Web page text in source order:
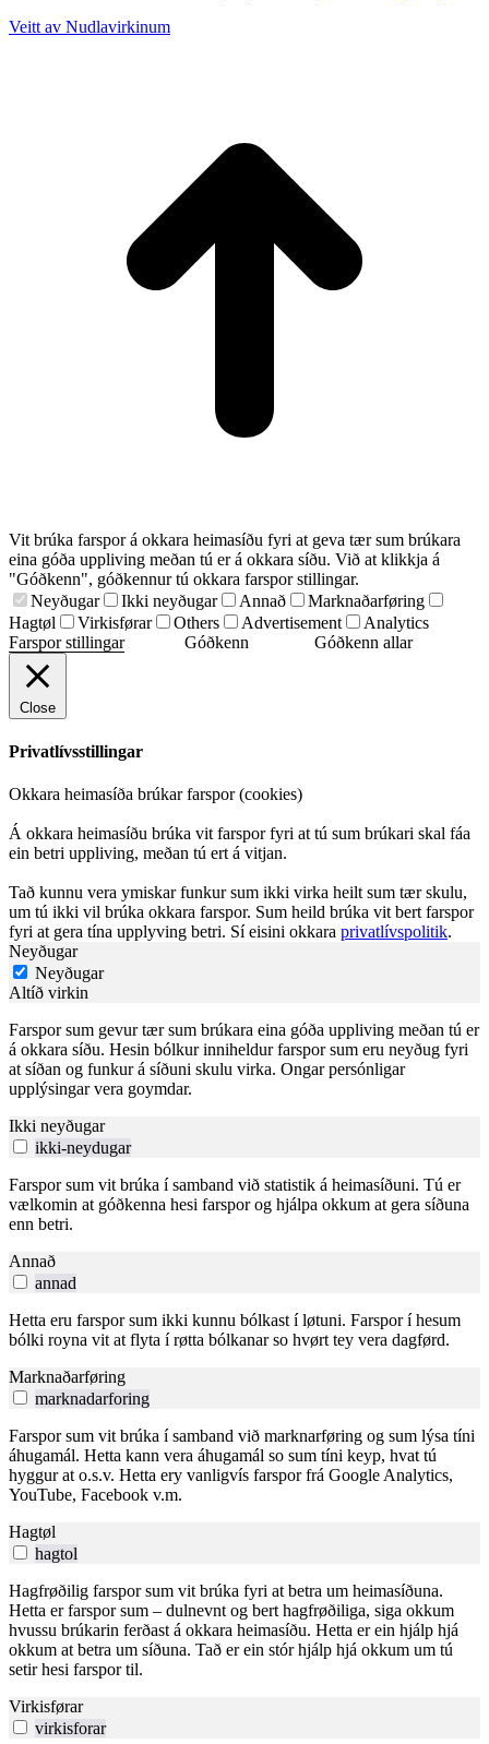
Veitt av Nudlavirkinum
Vit brúka farspor á okkara heimasíðu fyri at geva tær sum brúkara
eina góða uppliving meðan tú er á okkara síðu. Við at klikkja á
"Góðkenn", góðkennur tú okkara farspor stillingar.
Neyðugar
Ikki neyðugar Annað
Marknaðarføring
Hagtøl
Virkisførar Others Advertisement
Analytics
Farspor stillingar
Góðkenn Góðkenn allar
Close
Privatlívsstillingar
Okkara heimasíða brúkar farspor (cookies)
Á okkara heimasíðu brúka vit farspor fyri at tú sum brúkari skal fáa
ein betri uppliving, meðan tú ert á vitjan.
Tað kunnu vera ymiskar funkur sum ikki virka heilt sum tær skulu,
um tú ikki vil brúka okkara farspor. Sum heild brúka vit bert farspor
fyri at gera tína upplyving betri. Sí eisini okkara privatlívspolitik.
Neyðugar
Neyðugar
Altíð virkin
Farspor sum gevur tær sum brúkara eina góða uppliving meðan tú er
á okkara síðu. Hesin bólkur inniheldur farspor sum eru neyðug fyri
at síðan og funkur á síðuni skulu virka. Ongar persónligar
upplýsingar vera goymdar.
Ikki neyðugar
ikki-neydugar
Farspor sum vit brúka í samband við statistik á heimasíðuni. Tú er
vælkomin at góðkenna hesi farspor og hjálpa okkum at gera síðuna
enn betri.
Annað
annad
Hetta eru farspor sum ikki kunnu bólkast í løtuni. Farspor í hesum
bólki royna vit at flyta í røtta bólkanar so hvørt tey vera dagførd.
Marknaðarføring
marknadarforing
Farspor sum vit brúka í samband við marknarføring og sum lýsa tíni
áhugamál. Hetta kann vera áhugamál so sum tíni keyp, hvat tú
hyggur at o.s.v. Hetta ery vanligvís farspor frá Google Analytics,
YouTube, Facebook v.m.
Hagtøl
hagtol
Hagfrøðilig farspor sum vit brúka fyri at betra um heimasíðuna.
Hetta er farspor sum – dulnevnt og bert hagfrøðiliga, siga okkum
hvussu brúkarin ferðast á okkara heimasíðu. Hetta er ein hjálp hjá
okkum at betra um síðuna. Tað er ein stór hjálp hjá okkum um tú
setir hesi farspor til.
Virkisførar
virkisforar